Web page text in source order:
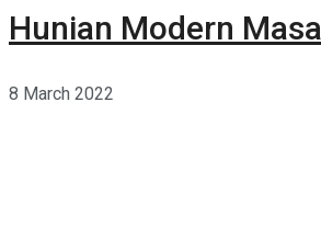
Hunian Modern
8 March 2022